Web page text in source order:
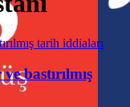
bastırılmış